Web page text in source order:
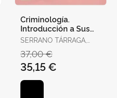
Criminología.
Introducción a Sus
Principios
SERRANO TÁRRAGA,
37,00 €
35,15 €